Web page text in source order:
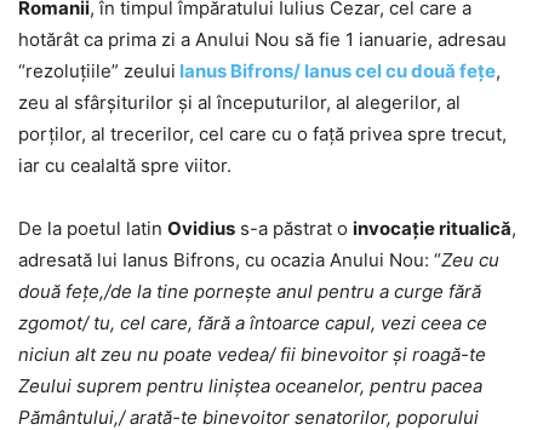
Romanii, în timpul împăratului Iulius Cezar, cel care a
hotărât ca prima zi a Anului Nou să fie 1 ianuarie, adresau
“rezoluţiile” zeului Ianus Bifrons/ Ianus cel cu două feţe,
zeu al sfârşiturilor şi al începuturilor, al alegerilor, al
porţilor, al trecerilor, cel care cu o faţă privea spre trecut,
iar cu cealaltă spre viitor.
De la poetul latin Ovidius s-a păstrat o invocaţie ritualică,
adresată lui Ianus Bifrons, cu ocazia Anului Nou: “Zeu cu
două feţe,/de la tine porneşte anul pentru a curge fără
zgomot/ tu, cel care, fără a întoarce capul, vezi ceea ce
niciun alt zeu nu poate vedea/ fii binevoitor şi roagă-te
Zeului suprem pentru liniştea oceanelor, pentru pacea
Pământului,/ arată-te binevoitor senatorilor, poporului